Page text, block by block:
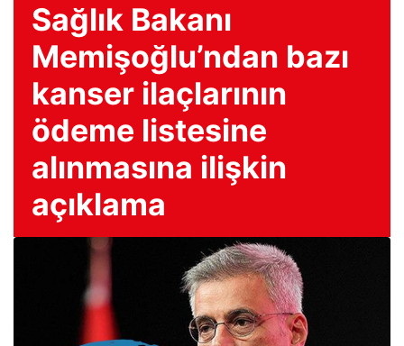
Sağlık Bakanı
Memişoğlu’ndan bazı
kanser ilaçlarının
ödeme listesine
alınmasına ilişkin
açıklama